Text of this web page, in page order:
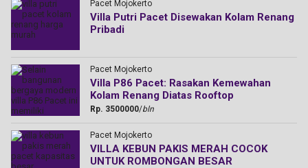
Pacet Mojokerto
Villa Putri Pacet Disewakan Kolam Renang
Pribadi
Pacet Mojokerto
Villa P86 Pacet: Rasakan Kemewahan
Kolam Renang Diatas Rooftop
Rp. 3500000/bln
Pacet Mojokerto
VILLA KEBUN PAKIS MERAH COCOK
UNTUK ROMBONGAN BESAR